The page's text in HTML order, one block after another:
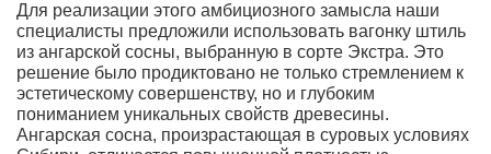
Для реализации этого амбициозного замысла наши
специалисты предложили использовать вагонку штиль
из ангарской сосны, выбранную в сорте Экстра. Это
решение было продиктовано не только стремлением к
эстетическому совершенству, но и глубоким
пониманием уникальных свойств древесины.
Ангарская сосна, произрастающая в суровых условиях